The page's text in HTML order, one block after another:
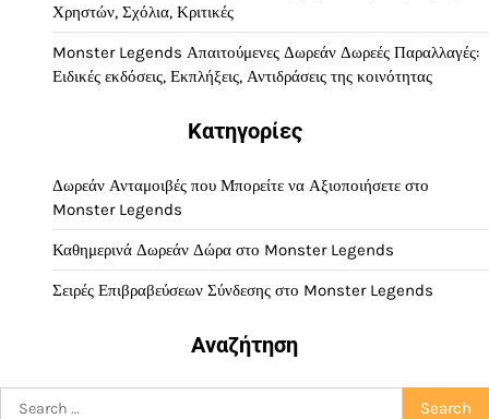
Χρηστών, Σχόλια, Κριτικές
Monster Legends Απαιτούμενες Δωρεάν Δωρεές Παραλλαγές:
Ειδικές εκδόσεις, Εκπλήξεις, Αντιδράσεις της κοινότητας
Κατηγορίες
Δωρεάν Ανταμοιβές που Μπορείτε να Αξιοποιήσετε στο
Monster Legends
Καθημερινά Δωρεάν Δώρα στο Monster Legends
Σειρές Επιβραβεύσεων Σύνδεσης στο Monster Legends
Αναζήτηση